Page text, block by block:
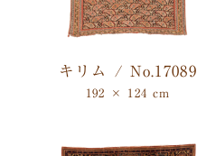
キリム / No.17089
192 × 124 cm